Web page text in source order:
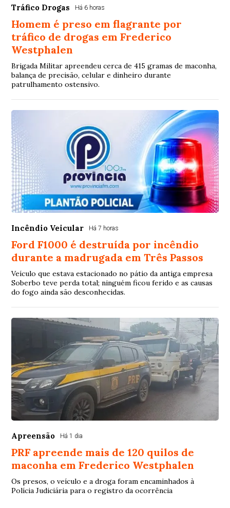
Tráfico Drogas Há 6 horas
Homem é preso em flagrante por
tráfico de drogas em Frederico
Westphalen
Brigada Militar apreendeu cerca de 415 gramas de maconha,
balança de precisão, celular e dinheiro durante
patrulhamento ostensivo.
Incêndio Veicular Há 7 horas
Ford F1000 é destruída por incêndio
durante a madrugada em Três Passos
Veículo que estava estacionado no pátio da antiga empresa
Soberbo teve perda total; ninguém ficou ferido e as causas
do fogo ainda são desconhecidas.
Apreensão Há 1 dia
PRF apreende mais de 120 quilos de
maconha em Frederico Westphalen
Os presos, o veículo e a droga foram encaminhados à
Polícia Judiciária para o registro da ocorrência